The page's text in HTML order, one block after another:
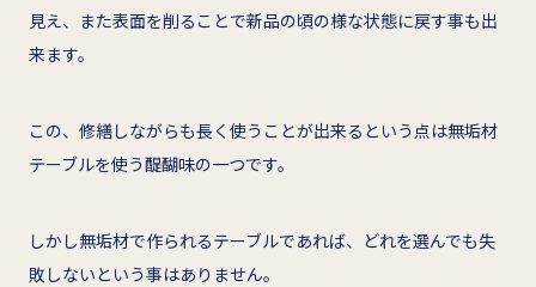
見え、また表面を削ることで新品の頃の様な状態に戻す事も出
来ます。
この、修繕しながらも長く使うことが出来るという点は無垢材
テーブルを使う醍醐味の一つです。
しかし無垢材で作られるテーブルであれば、どれを選んでも失
敗しないという事はありません。